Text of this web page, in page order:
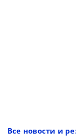
Все новости и